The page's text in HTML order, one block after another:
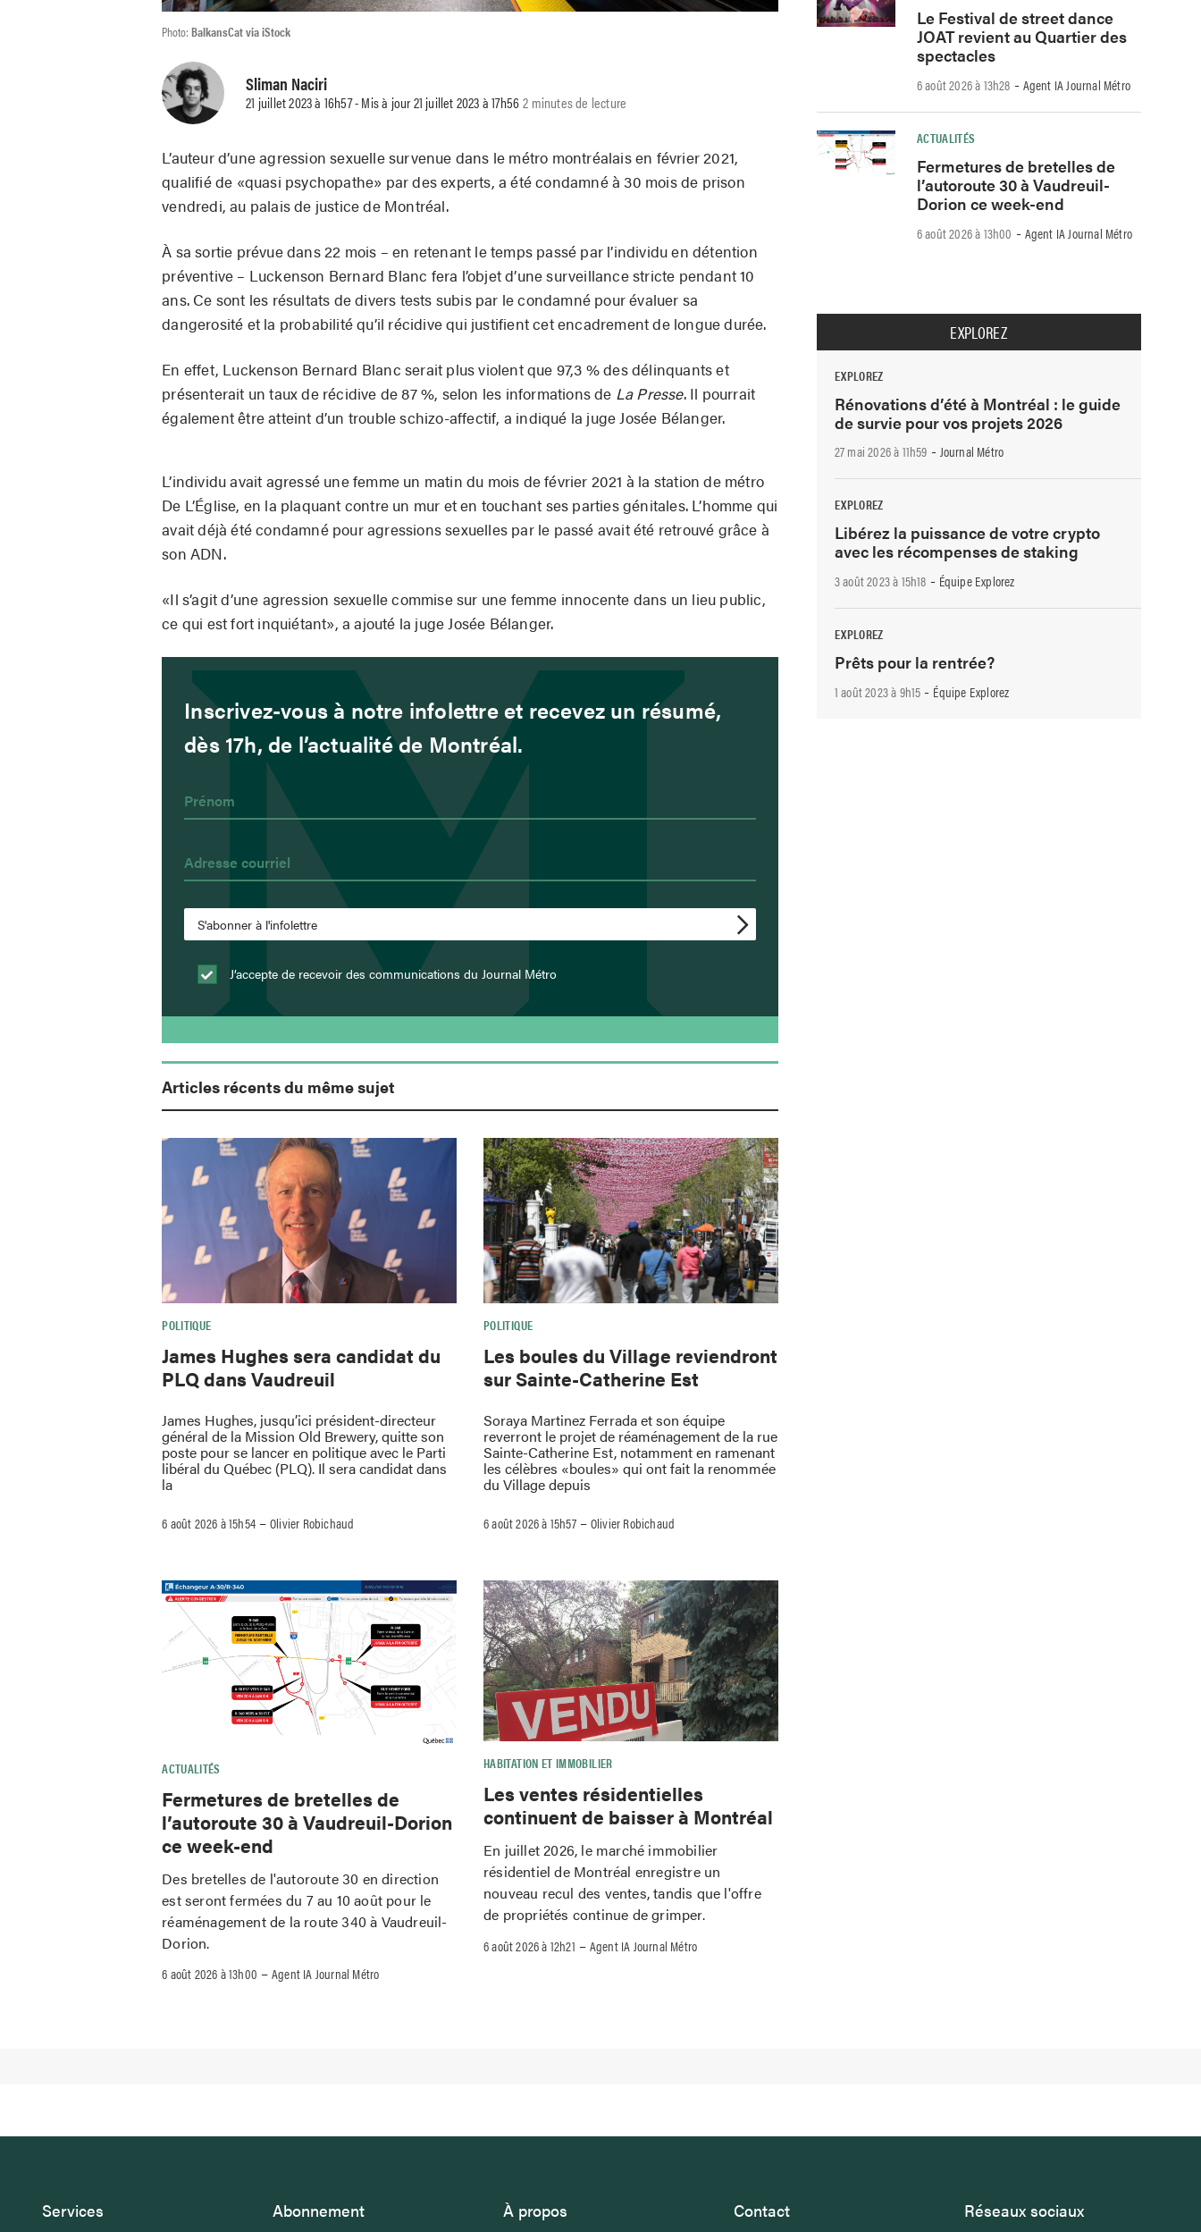
Photo:BalkansCat via iStock
Sliman Naciri
21 juillet 2023 à 16h57 - Mis à jour 21 juillet 2023 à 17h562 minutes de lecture
L’auteur d’une agression sexuelle survenue dans le métro montréalais en février 2021,
qualifié de «quasi psychopathe» par des experts, a été condamné à 30 mois de prison
vendredi, au palais de justice de Montréal.
À sa sortie prévue dans 22 mois – en retenant le temps passé par l’individu en détention
préventive – Luckenson Bernard Blanc fera l’objet d’une surveillance stricte pendant 10
ans. Ce sont les résultats de divers tests subis par le condamné pour évaluer sa
dangerosité et la probabilité qu’il récidive qui justifient cet encadrement de longue durée.
En effet, Luckenson Bernard Blanc serait plus violent que 97,3 % des délinquants et
présenterait un taux de récidive de 87 %, selon les informations de La Presse. Il pourrait
également être atteint d’un trouble schizo-affectif, a indiqué la juge Josée Bélanger.
L’individu avait agressé une femme un matin du mois de février 2021 à la station de métro
De L’Église, en la plaquant contre un mur et en touchant ses parties génitales. L’homme qui
avait déjà été condamné pour agressions sexuelles par le passé avait été retrouvé grâce à
son ADN.
«Il s’agit d’une agression sexuelle commise sur une femme innocente dans un lieu public,
ce qui est fort inquiétant», a ajouté la juge Josée Bélanger.
Inscrivez-vous à notre infolettre et recevez un résumé,
dès 17h, de l’actualité de Montréal.
J’accepte de recevoir des communications du Journal Métro
Articles récents du même sujet
POLITIQUE
James Hughes sera candidat du
PLQ dans Vaudreuil
James Hughes, jusqu’ici président-directeur
général de la Mission Old Brewery, quitte son
poste pour se lancer en politique avec le Parti
libéral du Québec (PLQ). Il sera candidat dans
la
6 août 2026 à 15h54 –Olivier Robichaud
POLITIQUE
Les boules du Village reviendront
sur Sainte-Catherine Est
Soraya Martinez Ferrada et son équipe
reverront le projet de réaménagement de la rue
Sainte-Catherine Est, notamment en ramenant
les célèbres «boules» qui ont fait la renommée
du Village depuis
6 août 2026 à 15h57–Olivier Robichaud
ACTUALITÉS
Fermetures de bretelles de
l’autoroute 30 à Vaudreuil-Dorion
ce week-end
Des bretelles de l'autoroute 30 en direction
est seront fermées du 7 au 10 août pour le
réaménagement de la route 340 à Vaudreuil-
Dorion.
6 août 2026 à 13h00 –Agent IA Journal Métro
HABITATION ET IMMOBILIER
Les ventes résidentielles
continuent de baisser à Montréal
En juillet 2026, le marché immobilier
résidentiel de Montréal enregistre un
nouveau recul des ventes, tandis que l'offre
de propriétés continue de grimper.
6 août 2026 à 12h21 –Agent IA Journal Métro
Le Festival de street dance
JOAT revient au Quartier des
spectacles
6 août 2026 à 13h28 -Agent IA Journal Métro
ACTUALITÉS
Fermetures de bretelles de
l’autoroute 30 à Vaudreuil-
Dorion ce week-end
6 août 2026 à 13h00 -Agent IA Journal Métro
EXPLOREZ
EXPLOREZ
Rénovations d’été à Montréal : le guide
de survie pour vos projets 2026
27 mai 2026 à 11h59 -Journal Métro
EXPLOREZ
Libérez la puissance de votre crypto
avec les récompenses de staking
3 août 2023 à 15h18 - Équipe Explorez
EXPLOREZ
Prêts pour la rentrée?
1 août 2023 à 9h15 - Équipe Explorez
Services Abonnement À propos Contact Réseaux sociaux